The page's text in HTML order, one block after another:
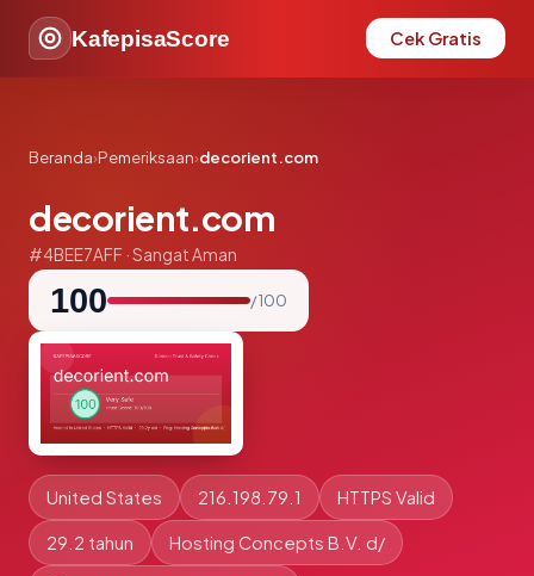
KafepisaScore Cek Gratis
Beranda›Pemeriksaan›decorient.com
decorient.com
#4BEE7AFF · Sangat Aman
100 / 100
United States 216.198.79.1 HTTPS Valid
29.2 tahun Hosting Concepts B.V. d/